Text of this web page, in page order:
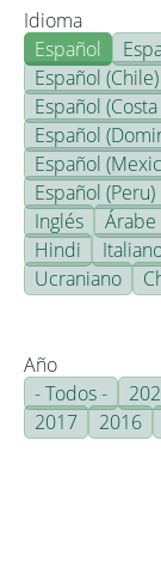
Idioma
Español
Español (Chile)
Español
Español
Español
Español (Peru)
Inglés
Árabe
Hindi
Ucraniano
Año
- Todos -
2017
2016